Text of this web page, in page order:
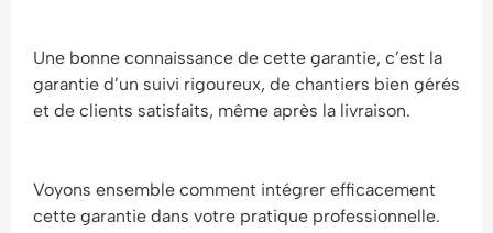
Une bonne connaissance de cette garantie, c’est la
garantie d’un suivi rigoureux, de chantiers bien gérés
et de clients satisfaits, même après la livraison.
Voyons ensemble comment intégrer efficacement
cette garantie dans votre pratique professionnelle.